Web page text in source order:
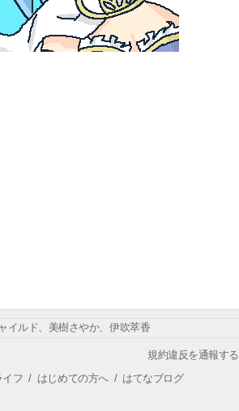
イルド、美樹さやか、伊吹萃香
規約違反を通報する
イフ / はじめての方へ/ はてなブログ